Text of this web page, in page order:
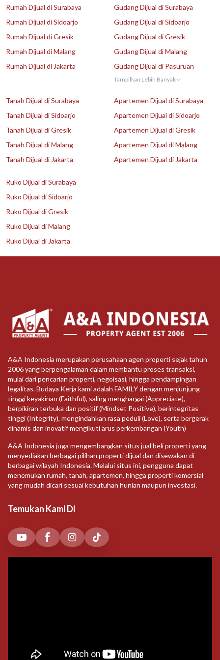
Rumah Dijual di Surabaya
Rumah Dijual di Sidoarjo
Rumah Dijual di Gresik
Rumah Dijual di Malang
Rumah Dijual di Jakarta
Gudang Dijual di Surabaya
Gudang Dijual di Sidoarjo
Gudang Dijual di Gresik
Gudang Dijual di Malang
Gudang Dijual di Pasuruan
Tampilkan Lebih Banyak
Tanah Dijual di Surabaya
Tanah Dijual di Sidoarjo
Tanah Dijual di Gresik
Tanah Dijual di Malang
Tanah Dijual di Jakarta
Apartemen Dijual di Surabaya
Apartemen Dijual di Sidoarjo
Apartemen Dijual di Gresik
Apartemen Dijual di Malang
Apartemen Dijual di Jakarta
Ruko Dijual di Surabaya
Ruko Dijual di Sidoarjo
Ruko Dijual di Gresik
Ruko Dijual di Malang
Ruko Dijual di Jakarta
A&A Indonesia merupakan perusahaan agen properti sejak tahun
2006 yang berpengalaman dalam membantu proses transaksi,
mulai dari pencarian properti, negoisasi, hingga pendampingan
legalitas. Budaya Kerja kami adalah FAMILY dengan menjunjung
tinggi keyakinan (Faithful), saling menghargai (Appreciate),
berpikiran terbuka dan positif (Mindset Positive), berintegritas
tinggi (Integrity), mengindahkan rasa peduli (Love), serta bergerak
dinamis dan inovatif mengikuti arus perkembangan (Youth)
A&A Indonesia juga mengembangkan situs jual beli properti yang
menyediakan berbagai pilihan properti dijual dan disewakan di
berbagai wilayah Indonesia. Melalui situs ini, pengguna dapat
menemukan rumah, tanah, apartemen, hingga properti komersial
yang mudah dicari sesuai kebutuhan hunian maupun investasi.
Temukan Kami Di